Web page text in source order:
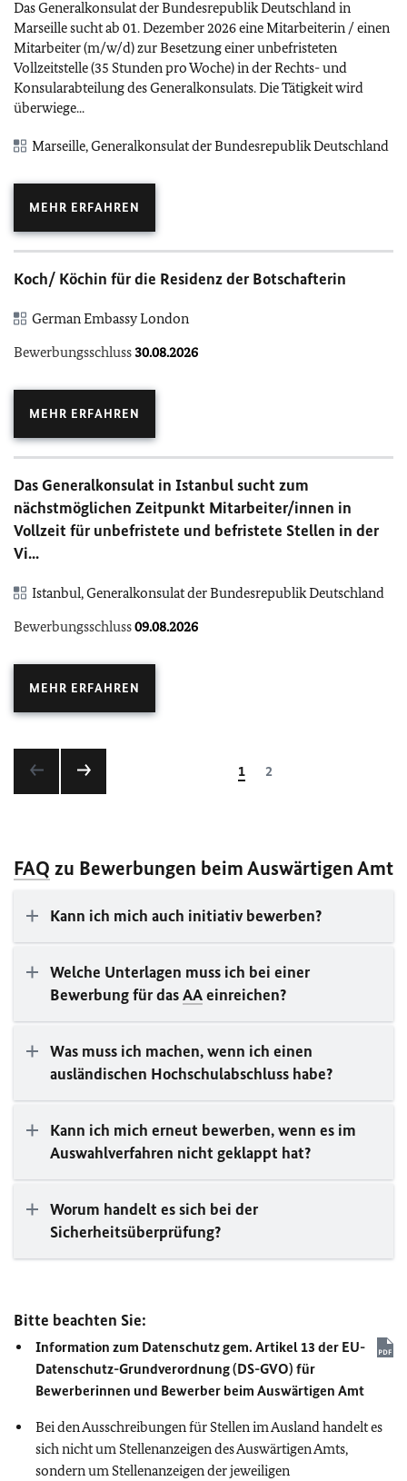
Das Generalkonsulat der Bundesrepublik Deutschland in
Marseille sucht ab 01. Dezember 2026 eine Mitarbeiterin / einen
Mitarbeiter (m/w/d) zur Besetzung einer unbefristeten
Vollzeitstelle (35 Stunden pro Woche) in der Rechts- und
Konsularabteilung des Generalkonsulats. Die Tätigkeit wird
überwiege...
Marseille, Generalkonsulat der Bundesrepublik Deutschland
MEHR ERFAHREN
Koch/ Köchin für die Residenz der Botschafterin
German Embassy London
Bewerbungsschluss 30.08.2026
MEHR ERFAHREN
Das Generalkonsulat in Istanbul sucht zum
nächstmöglichen Zeitpunkt Mitarbeiter/innen in
Vollzeit für unbefristete und befristete Stellen in der
Vi...
Istanbul, Generalkonsulat der Bundesrepublik Deutschland
Bewerbungsschluss09.08.2026
MEHR ERFAHREN
1 2
FAQ zu Bewerbungen beim Auswärtigen Amt
Kann ich mich auch initiativ bewerben?
Welche Unterlagen muss ich bei einer
Bewerbung für dasAAeinreichen?
Was muss ich machen, wenn ich einen
ausländischen Hochschulabschluss habe?
Kann ich mich erneut bewerben, wenn es im
Auswahlverfahren nicht geklappt hat?
Worum handelt es sich bei der
Sicherheitsüberprüfung?
Bitte beachten Sie:
Information zum Datenschutz gem. Artikel 13 der EU-
Datenschutz-Grundverordnung (DS-GVO) für
Bewerberinnen und Bewerber beim Auswärtigen Amt
Bei den Ausschreibungen für Stellen im Ausland handelt es
sich nicht um Stellenanzeigen des Auswärtigen Amts,
sondern um Stellenanzeigen der jeweiligen